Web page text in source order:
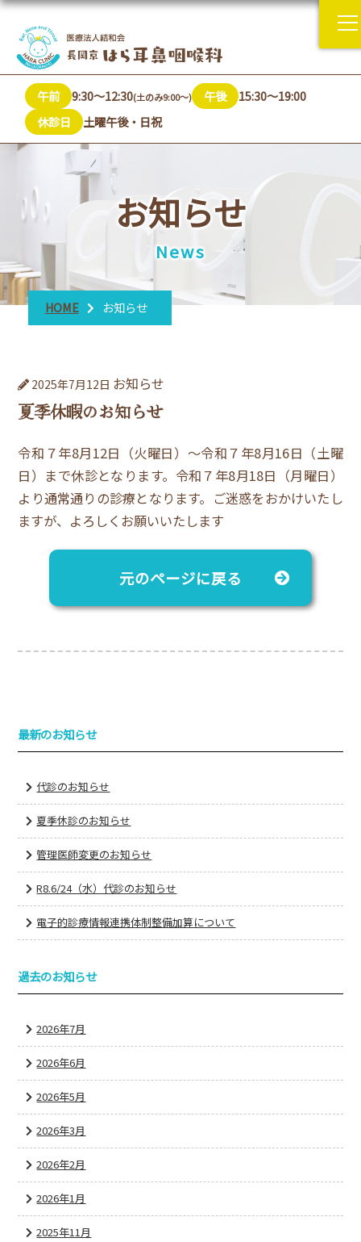
午前 9:30～12:30(土のみ9:00～) 午後
15:30～19:00
休診日
土曜午後・日祝
お知らせ
News
HOME お知らせ
2025年7月12日 お知らせ
夏季休暇のお知らせ
令和７年8月12日（火曜日）～令和７年8月16日（土曜
日）まで休診となります。令和７年8月18日（月曜日）
より通常通りの診療となります。ご迷惑をおかけいたし
ますが、よろしくお願いいたします
元のページに戻る
最新のお知らせ
代診のお知らせ
夏季休診のお知らせ
管理医師変更のお知らせ
R8.6/24（水）代診のお知らせ
電子的診療情報連携体制整備加算について
過去のお知らせ
2026年7月
2026年6月
2026年5月
2026年3月
2026年2月
2026年1月
2025年11月